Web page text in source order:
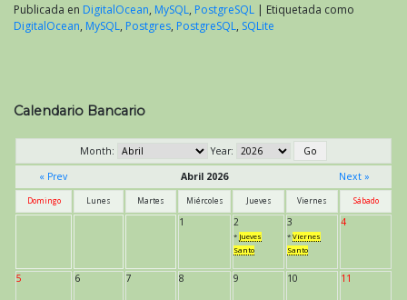
Publicada en DigitalOcean, MySQL, PostgreSQL | Etiquetada como
DigitalOcean, MySQL, Postgres, PostgreSQL, SQLite
Calendario Bancario
Month:
Year:
« Prev
Abril 2026 Next »
Domingo Lunes Martes Miércoles Jueves Viernes Sábado
1 2
* Jueves
Santo
3
* Viernes
Santo
4
5 6 7 8 9 10 11